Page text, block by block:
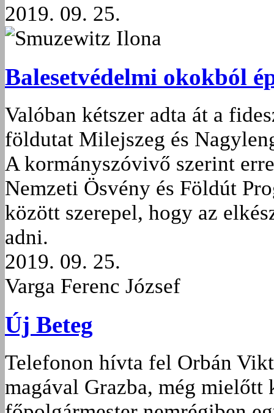
2019. 09. 25.
Smuzewitz Ilona
Balesetvédelmi okokból
Valóban kétszer adta át a
föld­utat Milejszeg és
A kormányszóvivő szerint
Nemzeti Ösvény és Földút
között szerepel, hogy az
adni.
2019. 09. 25.
Varga Ferenc József
Új Beteg
Telefonon hívta fel Orbán
magával Grazba, még